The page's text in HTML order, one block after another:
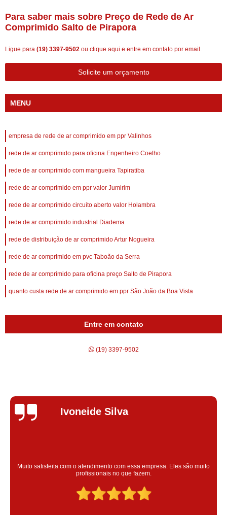
Para saber mais sobre Preço de Rede de Ar
Comprimido Salto de Pirapora
Ligue para (19) 3397-9502 ou clique aqui e entre em contato por email.
Solicite um orçamento
MENU
empresa de rede de ar comprimido em ppr Valinhos
rede de ar comprimido para oficina Engenheiro Coelho
rede de ar comprimido com mangueira Tapiratiba
rede de ar comprimido em ppr valor Jumirim
rede de ar comprimido circuito aberto valor Holambra
rede de ar comprimido industrial Diadema
rede de distribuição de ar comprimido Artur Nogueira
rede de ar comprimido em pvc Taboão da Serra
rede de ar comprimido para oficina preço Salto de Pirapora
quanto custa rede de ar comprimido em ppr São João da Boa Vista
Entre em contato
(19) 3397-9502
Silvana Alves
Super satisfeita com o serviço prestado, atendimento muito bom!
colaoradores educado e transparente, destaque para o colaborador
Claudinei excelente profissional!